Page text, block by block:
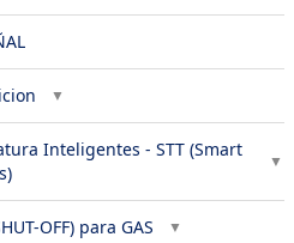
Inteligentes - STT (Smart
OFF) para GAS